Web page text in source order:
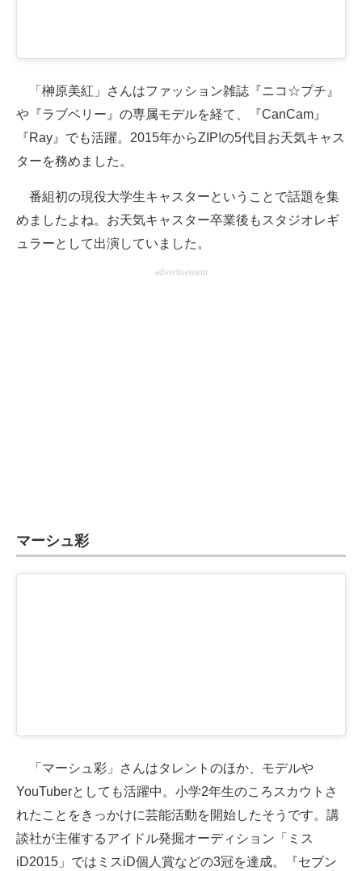
「榊原美紅」さんはファッション雑誌『ニコ☆プチ』
や『ラブベリー』の専属モデルを経て、『CanCam』
『Ray』でも活躍。2015年からZIP!の5代目お天気キャス
ターを務めました。
番組初の現役大学生キャスターということで話題を集
めましたよね。お天気キャスター卒業後もスタジオレギ
ュラーとして出演していました。
advertisement
マーシュ彩
「マーシュ彩」さんはタレントのほか、モデルや
YouTuberとしても活躍中。小学2年生のころスカウトさ
れたことをきっかけに芸能活動を開始したそうです。講
談社が主催するアイドル発掘オーディション「ミス
iD2015」ではミスiD個人賞などの3冠を達成。『セブン